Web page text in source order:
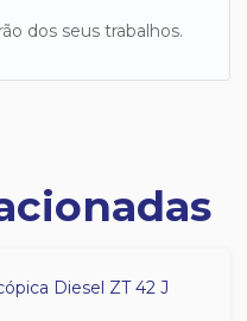
dos seus trabalhos.